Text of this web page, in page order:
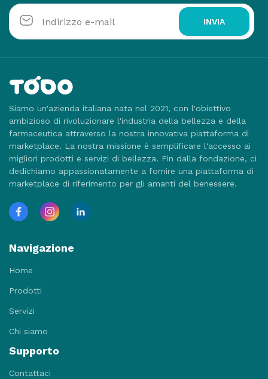
INVIA
Siamo un'azienda italiana nata nel 2021, con l'obiettivo
ambizioso di rivoluzionare l'industria della bellezza e della
farmaceutica attraverso la nostra innovativa piattaforma di
marketplace. La nostra missione è semplificare l'accesso ai
migliori prodotti e servizi di bellezza. Fin dalla fondazione, ci
dedichiamo appassionatamente a fornire una piattaforma di
marketplace di riferimento per gli amanti del benessere.
Navigazione
Home
Prodotti
Servizi
Chi siamo
Supporto
Contattaci